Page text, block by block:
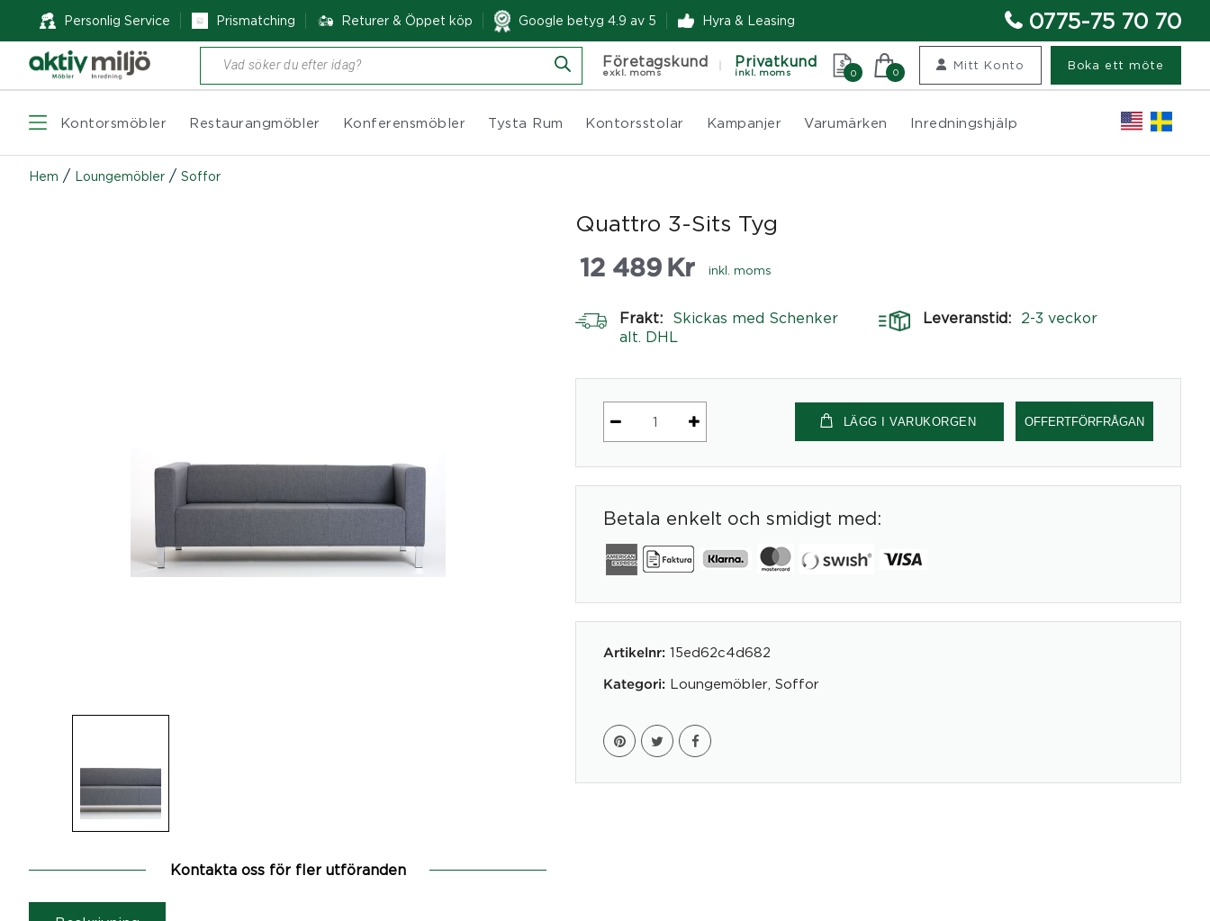
Personlig Service Prismatching Returer & Öppet köp Google betyg 4.9 av 5 Hyra & Leasing 0775-75 70 70
Produktsökning Företagskund
exkl. moms
Privatkund
inkl. moms 0 0
Mitt Konto Boka ett möte
Kontorsmöbler Restaurangmöbler Konferensmöbler Tysta Rum Kontorsstolar Kampanjer Varumärken Inredningshjälp
Hem / Loungemöbler / Soffor
Kontakta oss för fler utföranden
Quattro 3-Sits Tyg
12 489 Kr inkl. moms
Frakt:
Skickas med Schenker
alt. DHL
Leveranstid: 2-3 veckor
Quattro
mängd
LÄGG I VARUKORGEN OFFERTFÖRFRÅGAN
Betala enkelt och smidigt med:
Artikelnr: 15ed62c4d682
Kategori: Loungemöbler Soffor